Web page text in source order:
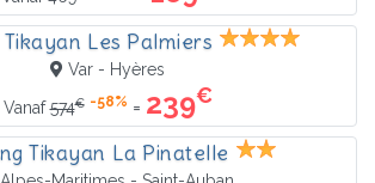
Les Palmiers
Var - Hyères
Vanaf574€ -58% = 239€
Tikayan La Pinatelle